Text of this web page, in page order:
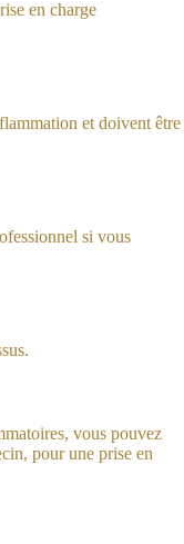
en charge
et doivent être
si vous
vous pouvez
pour une prise en